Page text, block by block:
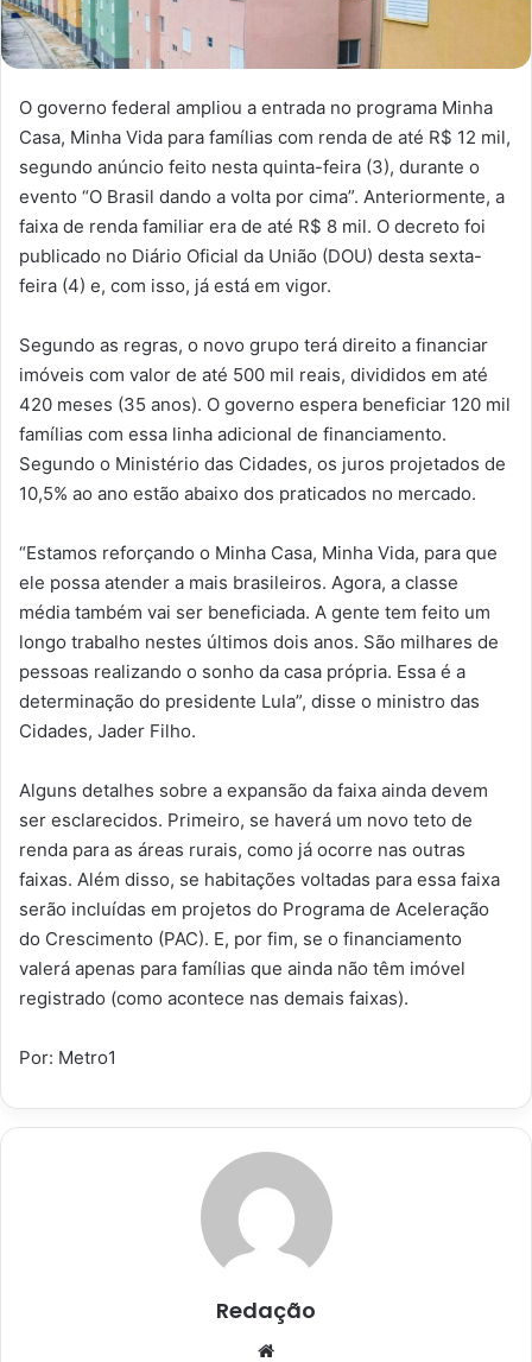
O governo federal ampliou a entrada no programa Minha
Casa, Minha Vida para famílias com renda de até R$ 12 mil,
segundo anúncio feito nesta quinta-feira (3), durante o
evento “O Brasil dando a volta por cima”. Anteriormente, a
faixa de renda familiar era de até R$ 8 mil. O decreto foi
publicado no Diário Oficial da União (DOU) desta sexta-
feira (4) e, com isso, já está em vigor.
Segundo as regras, o novo grupo terá direito a financiar
imóveis com valor de até 500 mil reais, divididos em até
420 meses (35 anos). O governo espera beneficiar 120 mil
famílias com essa linha adicional de financiamento.
Segundo o Ministério das Cidades, os juros projetados de
10,5% ao ano estão abaixo dos praticados no mercado.
“Estamos reforçando o Minha Casa, Minha Vida, para que
ele possa atender a mais brasileiros. Agora, a classe
média também vai ser beneficiada. A gente tem feito um
longo trabalho nestes últimos dois anos. São milhares de
pessoas realizando o sonho da casa própria. Essa é a
determinação do presidente Lula”, disse o ministro das
Cidades, Jader Filho.
Alguns detalhes sobre a expansão da faixa ainda devem
ser esclarecidos. Primeiro, se haverá um novo teto de
renda para as áreas rurais, como já ocorre nas outras
faixas. Além disso, se habitações voltadas para essa faixa
serão incluídas em projetos do Programa de Aceleração
do Crescimento (PAC). E, por fim, se o financiamento
valerá apenas para famílias que ainda não têm imóvel
registrado (como acontece nas demais faixas).
Por: Metro1
Redação